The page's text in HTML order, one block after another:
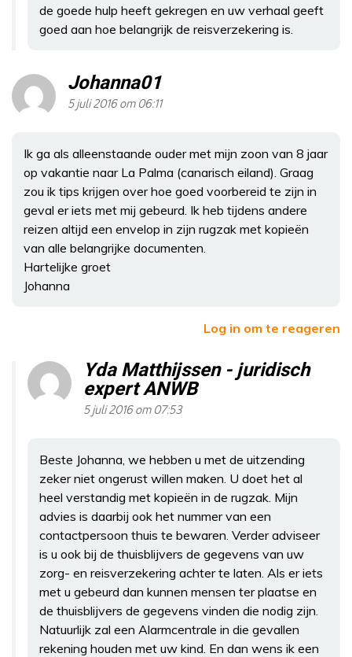
de goede hulp heeft gekregen en uw verhaal geeft
goed aan hoe belangrijk de reisverzekering is.
Johanna01
5 juli 2016 om 06:11
Ik ga als alleenstaande ouder met mijn zoon van 8 jaar
op vakantie naar La Palma (canarisch eiland). Graag
zou ik tips krijgen over hoe goed voorbereid te zijn in
geval er iets met mij gebeurd. Ik heb tijdens andere
reizen altijd een envelop in zijn rugzak met kopieën
van alle belangrijke documenten.
Hartelijke groet
Johanna
Log in om te reageren
Yda Matthijssen - juridisch
expert ANWB
5 juli 2016 om 07:53
Beste Johanna, we hebben u met de uitzending
zeker niet ongerust willen maken. U doet het al
heel verstandig met kopieën in de rugzak. Mijn
advies is daarbij ook het nummer van een
contactpersoon thuis te bewaren. Verder adviseer
is u ook bij de thuisblijvers de gegevens van uw
zorg- en reisverzekering achter te laten. Als er iets
met u gebeurd dan kunnen mensen ter plaatse en
de thuisblijvers de gegevens vinden die nodig zijn.
Natuurlijk zal een Alarmcentrale in die gevallen
rekening houden met uw kind. En dan wens ik een